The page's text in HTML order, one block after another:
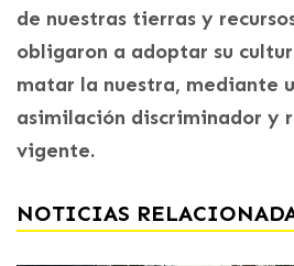
de nuestras tierras y
obligaron a adoptar su
matar la nuestra, mediante
asimilación discriminador y
vigente.
NOTICIAS